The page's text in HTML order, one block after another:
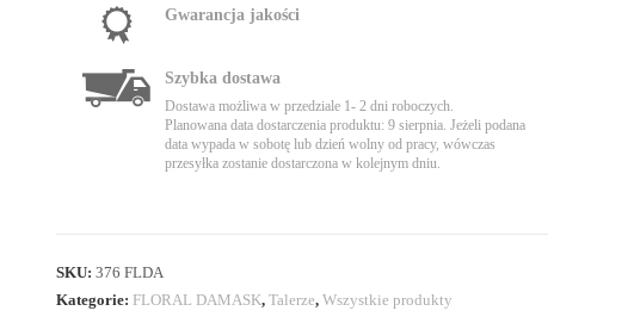
Gwarancja jakości
Szybka dostawa
Dostawa możliwa w przedziale 1- 2 dni roboczych.
Planowana data dostarczenia produktu: 9 sierpnia. Jeżeli podana
data wypada w sobotę lub dzień wolny od pracy, wówczas
przesyłka zostanie dostarczona w kolejnym dniu.
SKU: 376 FLDA
Kategorie: FLORAL DAMASK, Talerze, Wszystkie produkty